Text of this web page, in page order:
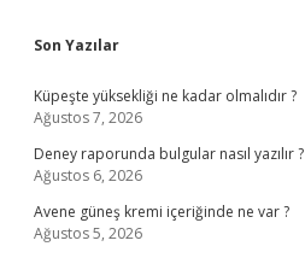
Sidebar
Son Yazılar
Küpeşte yüksekliği ne kadar olmalıdır ?
Ağustos 7, 2026
Deney raporunda bulgular nasıl yazılır ?
Ağustos 6, 2026
Avene güneş kremi içeriğinde ne var ?
Ağustos 5, 2026